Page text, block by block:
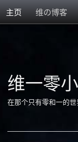
主页 维の博客
维一零
在那个只有零和一的